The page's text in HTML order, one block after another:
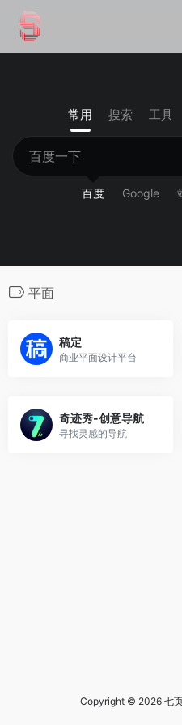
常用 搜索 工具
百度 Google
平面
稿定
商业平面设计平台
奇迹秀-创意导航
寻找灵感的导航
Copyright © 2026 七